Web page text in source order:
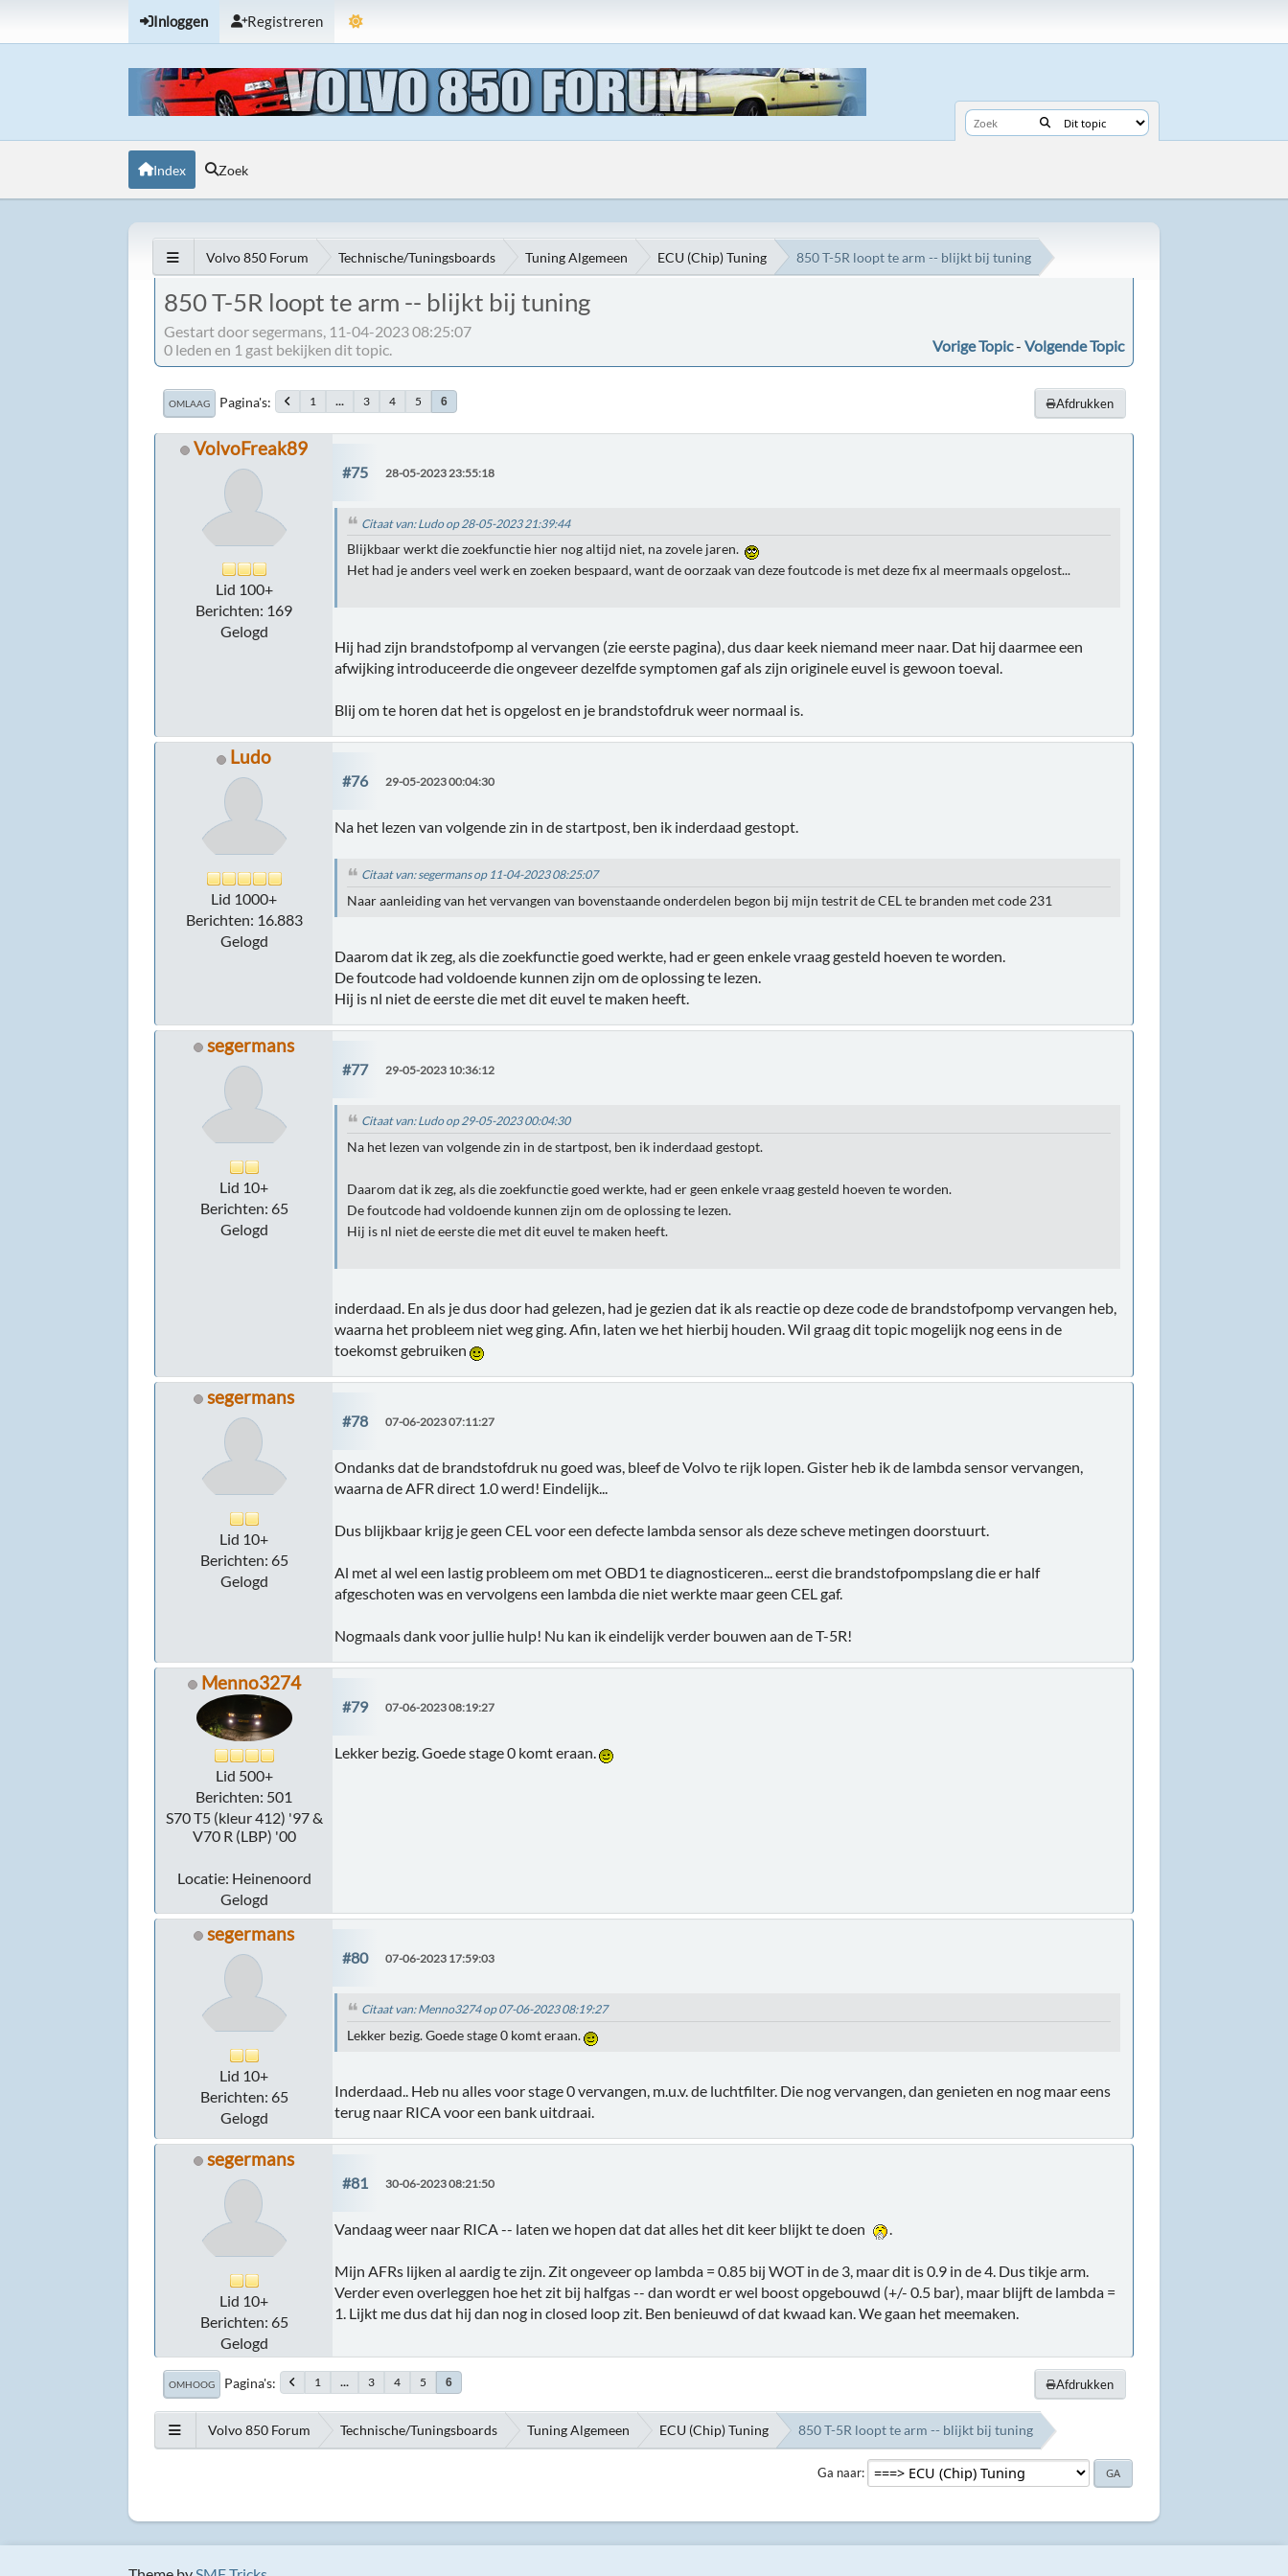
Inloggen Registreren
Index Zoek
Volvo 850 Forum Technische/Tuningsboards Tuning Algemeen ECU (Chip) Tuning 850 T-5R loopt te arm -- blijkt bij tuning
850 T-5R loopt te arm -- blijkt bij tuning
Gestart door segermans, 11-04-2023 08:25:07
Vorige Topic- Volgende Topic
0 leden en 1 gast bekijken dit topic.
Afdrukken
OMLAAG Pagina's 1 ... 3 4 5 6
VolvoFreak89
Lid 100+
Berichten: 169
Gelogd
#75 28-05-2023 23:55:18
Citaat van: Ludo op 28-05-2023 21:39:44
Blijkbaar werkt die zoekfunctie hier nog altijd niet, na zovele jaren.
Het had je anders veel werk en zoeken bespaard, want de oorzaak van deze foutcode is met deze fix al meermaals opgelost...
Hij had zijn brandstofpomp al vervangen (zie eerste pagina), dus daar keek niemand meer naar. Dat hij daarmee een
afwijking introduceerde die ongeveer dezelfde symptomen gaf als zijn originele euvel is gewoon toeval.
Blij om te horen dat het is opgelost en je brandstofdruk weer normaal is.
Ludo
Lid 1000+
Berichten: 16.883
Gelogd
#76 29-05-2023 00:04:30
Na het lezen van volgende zin in de startpost, ben ik inderdaad gestopt.
Citaat van: segermans op 11-04-2023 08:25:07
Naar aanleiding van het vervangen van bovenstaande onderdelen begon bij mijn testrit de CEL te branden met code 231
Daarom dat ik zeg, als die zoekfunctie goed werkte, had er geen enkele vraag gesteld hoeven te worden.
De foutcode had voldoende kunnen zijn om de oplossing te lezen.
Hij is nl niet de eerste die met dit euvel te maken heeft.
segermans
Lid 10+
Berichten: 65
Gelogd
#77 29-05-2023 10:36:12
Citaat van: Ludo op 29-05-2023 00:04:30
Na het lezen van volgende zin in de startpost, ben ik inderdaad gestopt.
Daarom dat ik zeg, als die zoekfunctie goed werkte, had er geen enkele vraag gesteld hoeven te worden.
De foutcode had voldoende kunnen zijn om de oplossing te lezen.
Hij is nl niet de eerste die met dit euvel te maken heeft.
inderdaad. En als je dus door had gelezen, had je gezien dat ik als reactie op deze code de brandstofpomp vervangen heb,
waarna het probleem niet weg ging. Afin, laten we het hierbij houden. Wil graag dit topic mogelijk nog eens in de
toekomst gebruiken
segermans
Lid 10+
Berichten: 65
Gelogd
#78 07-06-2023 07:11:27
Ondanks dat de brandstofdruk nu goed was, bleef de Volvo te rijk lopen. Gister heb ik de lambda sensor vervangen,
waarna de AFR direct 1.0 werd! Eindelijk...
Dus blijkbaar krijg je geen CEL voor een defecte lambda sensor als deze scheve metingen doorstuurt.
Al met al wel een lastig probleem om met OBD1 te diagnosticeren... eerst die brandstofpompslang die er half
afgeschoten was en vervolgens een lambda die niet werkte maar geen CEL gaf.
Nogmaals dank voor jullie hulp! Nu kan ik eindelijk verder bouwen aan de T-5R!
Menno3274
Lid 500+
Berichten: 501
S70 T5 (kleur 412) '97 &
V70 R (LBP) '00
Locatie: Heinenoord
Gelogd
#79 07-06-2023 08:19:27
Lekker bezig. Goede stage 0 komt eraan.
segermans
Lid 10+
Berichten: 65
Gelogd
#80 07-06-2023 17:59:03
Citaat van: Menno3274 op 07-06-2023 08:19:27
Lekker bezig. Goede stage 0 komt eraan.
Inderdaad.. Heb nu alles voor stage 0 vervangen, m.u.v. de luchtfilter. Die nog vervangen, dan genieten en nog maar eens
terug naar RICA voor een bank uitdraai.
segermans
Lid 10+
Berichten: 65
Gelogd
#81 30-06-2023 08:21:50
Vandaag weer naar RICA -- laten we hopen dat dat alles het dit keer blijkt te doen
Mijn AFRs lijken al aardig te zijn. Zit ongeveer op lambda = 0.85 bij WOT in de 3, maar dit is 0.9 in de 4. Dus tikje arm.
Verder even overleggen hoe het zit bij halfgas -- dan wordt er wel boost opgebouwd (+/- 0.5 bar), maar blijft de lambda =
1. Lijkt me dus dat hij dan nog in closed loop zit. Ben benieuwd of dat kwaad kan. We gaan het meemaken.
Afdrukken
OMHOOG Pagina's 1 ... 3 4 5 6
Volvo 850 Forum Technische/Tuningsboards Tuning Algemeen ECU (Chip) Tuning 850 T-5R loopt te arm -- blijkt bij tuning
Ga naar